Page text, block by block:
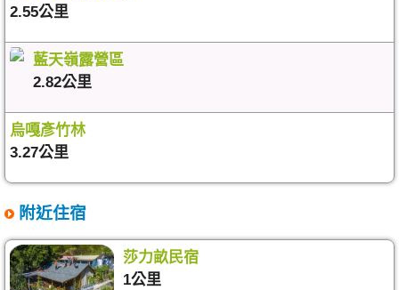
2.55公里
藍天嶺露營區
2.82公里
烏嘎彥竹林
3.27公里
附近住宿
莎力畝民宿
1公里